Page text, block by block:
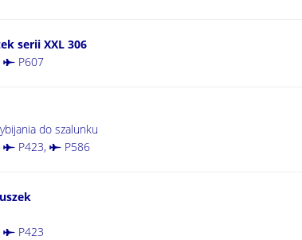
serii XXL 306
P607
do szalunku
P423, P586
P423